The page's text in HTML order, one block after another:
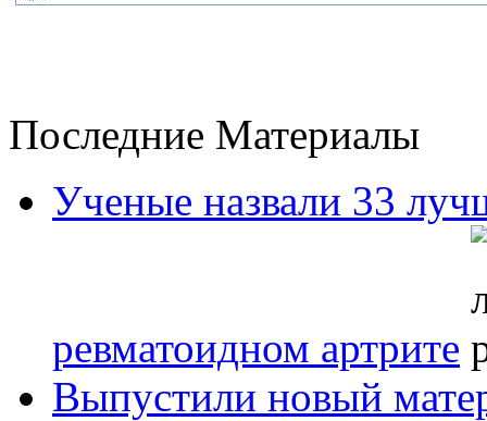
Последние Материалы
Ученые назвали 33
ревматоидном артрите
Выпустили новый